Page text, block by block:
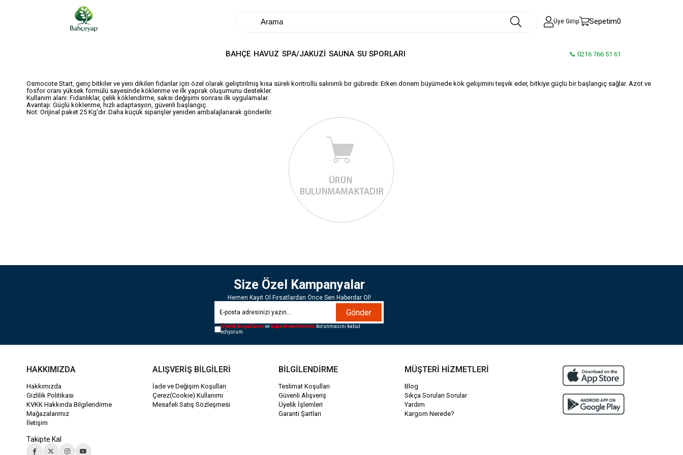
Üye Girişi Sepetim0
BAHÇE HAVUZ SPA/JAKUZİ SAUNA SU SPORLARI 📞 0216 766 51 61
Osmocote Start, genç bitkiler ve yeni dikilen fidanlar için özel olarak geliştirilmiş kısa süreli kontrollü salınımlı bir gübredir. Erken dönem büyümede kök gelişimini teşvik eder, bitkiye güçlü bir başlangıç sağlar. Azot ve
fosfor oranı yüksek formülü sayesinde köklenme ve ilk yaprak oluşumunu destekler.
Kullanım alanı: Fidanlıklar, çelik köklendirme, saksı değişimi sonrası ilk uygulamalar.
Avantajı: Güçlü köklenme, hızlı adaptasyon, güvenli başlangıç.
Not: Orijinal paket 25 Kg'dır. Daha küçük siparişler yeniden ambalajlanarak gönderilir.
Size Özel Kampanyalar
Hemen Kayıt Ol Fırsatlardan Önce Sen Haberdar Ol!
Gönder
Üyelik koşullarınıve kişisel verileriminkorunmasını kabul
ediyorum.
HAKKIMIZDA
Hakkımızda
Gizlilik Politikası
KVKK Hakkında Bilgilendirme
Mağazalarımız
İletişim
Takipte Kal
ALIŞVERİŞ BİLGİLERİ
İade ve Değişim Koşulları
Çerez(Cookie) Kullanımı
Mesafeli Satış Sözleşmesi
BİLGİLENDİRME
Teslimat Koşulları
Güvenli Alışveriş
Üyelik İşlemleri
Garanti Şartları
MÜŞTERİ HİZMETLERİ
Blog
Sıkça Sorulan Sorular
Yardım
Kargom Nerede?